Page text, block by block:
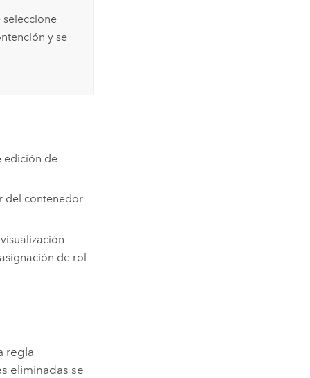
y se
edición de
del contenedor
de rol
regla
eliminadas se